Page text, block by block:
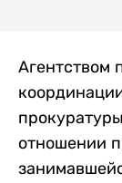
Агентством
отношении